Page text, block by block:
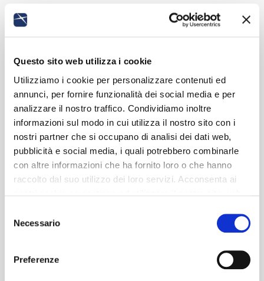
Questo sito web utilizza i cookie
Utilizziamo i cookie per personalizzare contenuti ed
annunci, per fornire funzionalità dei social media e per
analizzare il nostro traffico. Condividiamo inoltre
informazioni sul modo in cui utilizza il nostro sito con i
nostri partner che si occupano di analisi dei dati web,
pubblicità e social media, i quali potrebbero combinarle
con altre informazioni che ha fornito loro o che hanno
raccolto dal suo utilizzo dei loro servizi. Acconsenta ai
delNecessario
Preferenze